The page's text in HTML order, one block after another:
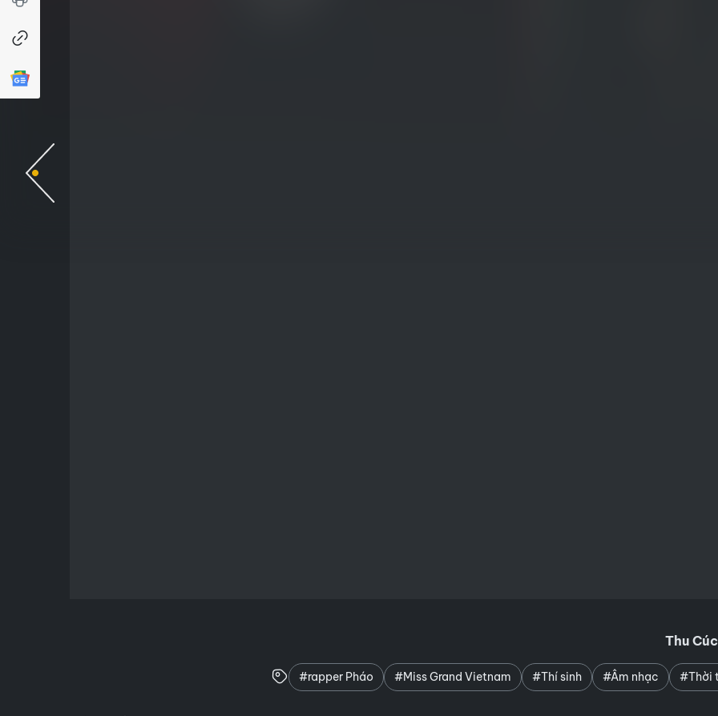
Thu
#rapper Pháo #Miss Grand Vietnam #Thí sinh #Âm nhạc #Thời